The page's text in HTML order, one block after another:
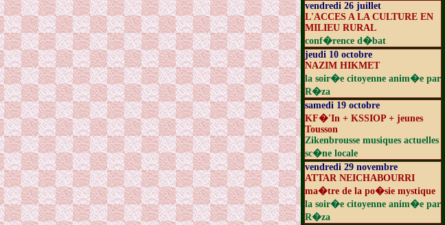
vendredi 26 juillet
L'ACCES A LA CULTURE EN
MILIEU RURAL
conf�rence d�bat
jeudi 10 octobre
NAZIM HIKMET
la soir�e citoyenne anim�e par
R�za
samedi 19 octobre
KF�'In + KSSIOP + jeunes
Tousson
Zikenbrousse musiques actuelles
sc�ne locale
vendredi 29 novembre
ATTAR NEICHABOURRI
ma�tre de la po�sie mystique
la soir�e citoyenne anim�e par
R�za